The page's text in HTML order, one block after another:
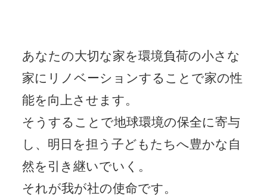
あなたの大切な家を環境負荷の小さな
家にリノベーションすることで家の性
能を向上させます。
そうすることで地球環境の保全に寄与
し、明日を担う子どもたちへ豊かな自
然を引き継いでいく。
それが我が社の使命です。